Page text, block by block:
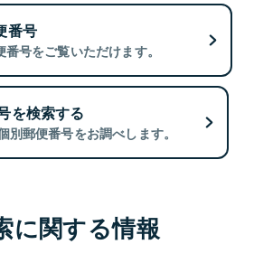
番号
号をご覧いただけます。
を検索する
別郵便番号をお調べします。
に関する情報